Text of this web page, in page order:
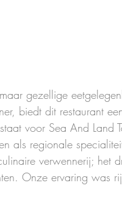
gezellige
biedt dit restaurant
voor Sea And Land
als regionale
verwennerij; het
Onze ervaring was